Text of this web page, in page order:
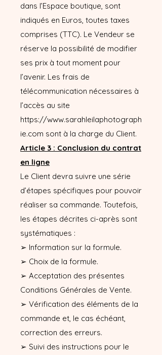
dans l’Espace boutique, sont
indiqués en Euros, toutes taxes
comprises (TTC). Le Vendeur se
réserve la possibilité de modifier
ses prix à tout moment pour
l’avenir. Les frais de
télécommunication nécessaires à
l’accès au site
https://www.sarahleilaphotograph
ie.com sont à la charge du Client.
Article 3 : Conclusion du contrat
en ligne
Le Client devra suivre une série
d’étapes spécifiques pour pouvoir
réaliser sa commande. Toutefois,
les étapes décrites ci-après sont
systématiques :
➢ Information sur la formule.
➢ Choix de la formule.
➢ Acceptation des présentes
Conditions Générales de Vente.
➢ Vérification des éléments de la
commande et, le cas échéant,
correction des erreurs.
➢ Suivi des instructions pour le